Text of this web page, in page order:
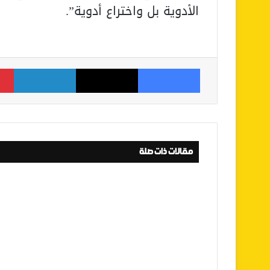
الأدوية بل واختراع أدوية”.
فيسبوك ‫X لينكدإن
مقالات ذات صلة